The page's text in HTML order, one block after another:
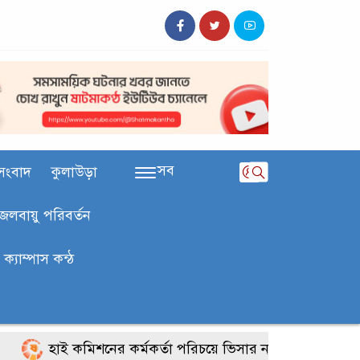
কুলাউড়া
পরিবর্তন
ক‍্যাম্পাস কন্ঠ
সব
হাই কমিশনের কর্মকর্তা পরিচয়ে ভিসার নামে প্রতারণা, সতর্ক